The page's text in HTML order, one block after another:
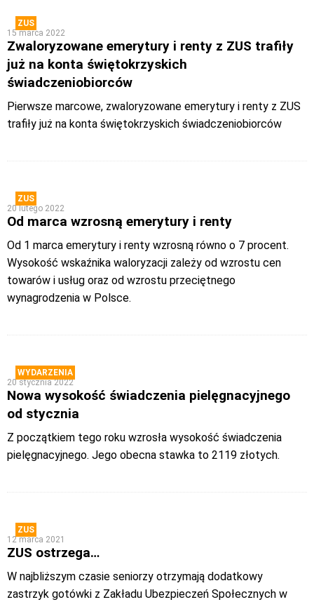
ZUS
15 marca 2022
Zwaloryzowane emerytury i renty z ZUS trafiły
już na konta świętokrzyskich
świadczeniobiorców
Pierwsze marcowe, zwaloryzowane emerytury i renty z ZUS
trafiły już na konta świętokrzyskich świadczeniobiorców
ZUS
20 lutego 2022
Od marca wzrosną emerytury i renty
Od 1 marca emerytury i renty wzrosną równo o 7 procent.
Wysokość wskaźnika waloryzacji zależy od wzrostu cen
towarów i usług oraz od wzrostu przeciętnego
wynagrodzenia w Polsce.
WYDARZENIA
20 stycznia 2022
Nowa wysokość świadczenia pielęgnacyjnego
od stycznia
Z początkiem tego roku wzrosła wysokość świadczenia
pielęgnacyjnego. Jego obecna stawka to 2119 złotych.
ZUS
12 marca 2021
ZUS ostrzega…
W najbliższym czasie seniorzy otrzymają dodatkowy
zastrzyk gotówki z Zakładu Ubezpieczeń Społecznych w